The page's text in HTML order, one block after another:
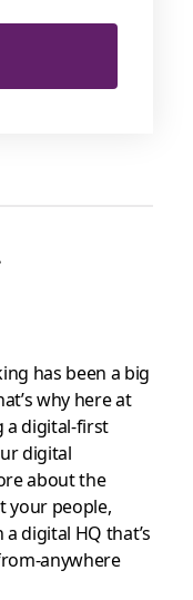
has been a big
why here at
a digital-first
digital
about the
your people,
digital HQ that’s
anywhere